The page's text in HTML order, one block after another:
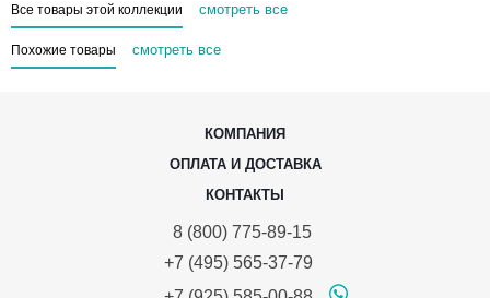
Все товары этой коллекции смотреть все
Похожие товары смотреть все
КОМПАНИЯ
ОПЛАТА И ДОСТАВКА
КОНТАКТЫ
8 (800) 775-89-15
+7 (495) 565-37-79